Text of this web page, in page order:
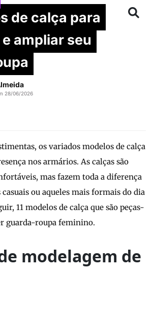
de calça para
ampliar seu
28/06/2026
os variados modelos de calça
nos armários. As calças são
mas fazem toda a diferença
ou aqueles mais formais do dia
11 modelos de calça que são peças-
guarda-roupa feminino.
modelagem de